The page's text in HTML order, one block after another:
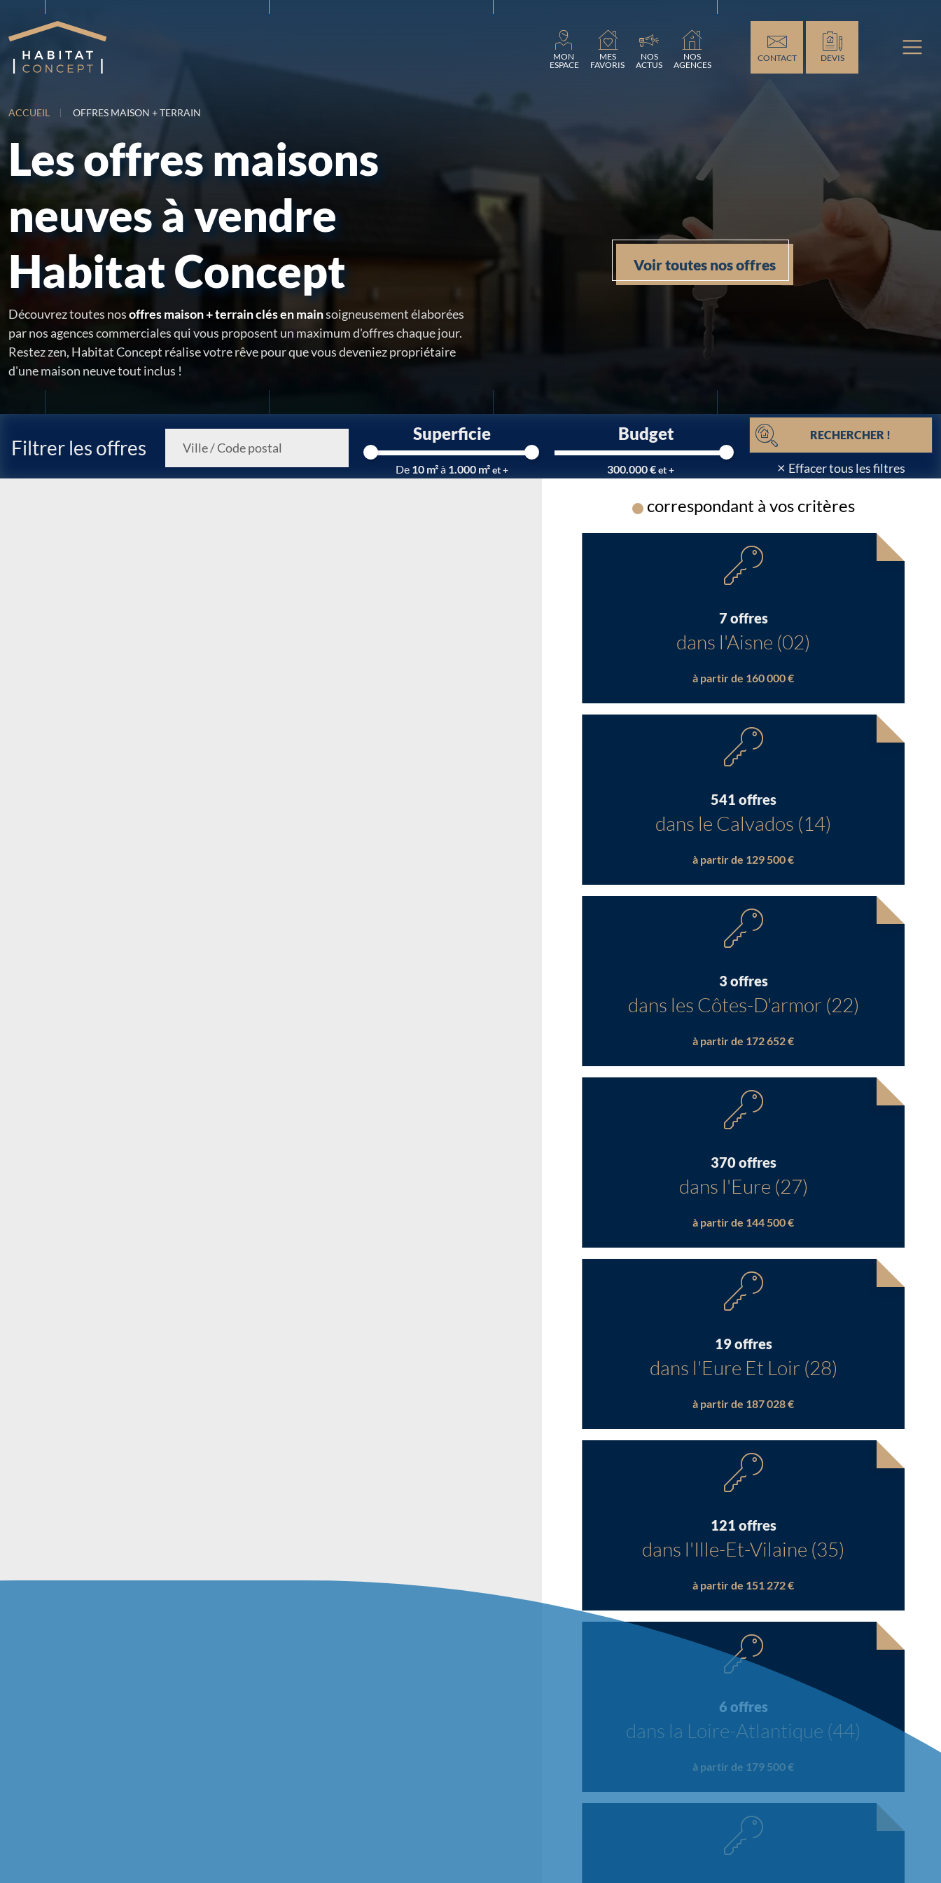
MON
ESPACE
Chargement...
MES
FAVORIS
NOS
ACTUS
NOS
AGENCES
CONTACT DEVIS
ACCUEIL OFFRES MAISON + TERRAIN
Les offres maisons
neuves à vendre
Habitat Concept
Découvrez toutes nosoffres maison + terrain clés en mainsoigneusement élaborées
par nos agences commerciales qui vous proposent un maximum d'offres chaque jour.
Restez zen, Habitat Concept réalise votre rêve pour que vous deveniez propriétaire
d'une maison neuve tout inclus !
Voir toutes nos offres
Filtrer les offres
Superficie
De 10 m²à 1.000 m²et +
Budget
300.000 €et +
RECHERCHER !
× Effacer tous les filtres
Chargement...
correspondant à vos critères
7 offres
dans l'Aisne (02)
à partir de 160 000 €
541 offres
dans le Calvados (14)
à partir de 129 500 €
3 offres
dans les Côtes-D'armor (22)
à partir de 172 652 €
370 offres
dans l'Eure (27)
à partir de 144 500 €
19 offres
dans l'Eure Et Loir (28)
à partir de 187 028 €
121 offres
dans l'Ille-Et-Vilaine (35)
à partir de 151 272 €
6 offres
dans la Loire-Atlantique (44)
à partir de 179 500 €